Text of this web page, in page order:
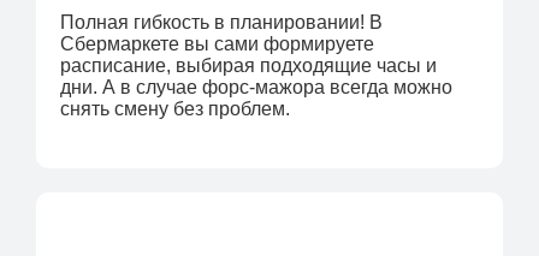
Полная гибкость в планировании! В
Сбермаркете вы сами формируете
расписание, выбирая подходящие часы и
дни. А в случае форс-мажора всегда можно
снять смену без проблем.